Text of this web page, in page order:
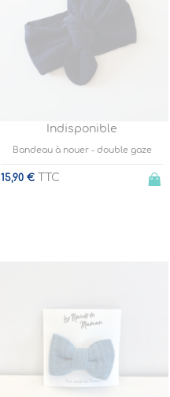
Indisponible
Bandeau à nouer - double gaze
15,90 € TTC